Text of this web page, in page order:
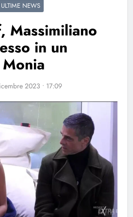
ULTIME NEWS
Massimiliano
in un
2023 • 17:09